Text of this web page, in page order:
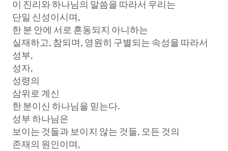
이 진리와 하나님의 말씀을 따라서 우리는
단일 신성이시며,
한 분 안에 서로 혼동되지 아니하는
실재하고, 참되며, 영원히 구별되는 속성을 따라서
성부,
성자,
성령의
삼위로 계신
한 분이신 하나님을 믿는다.
성부 하나님은
보이는 것들과 보이지 않는 것들, 모든 것의
존재의 원인이며,